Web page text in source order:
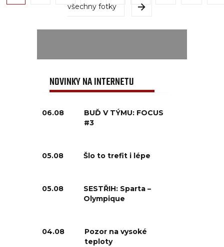
všechny fotky
NOVINKY NA INTERNETU
06.08
BUĎ V TÝMU: FOCUS
#3
05.08 Šlo to trefit i lépe
05.08
SESTŘIH: Sparta –
Olympique
04.08
Pozor na vysoké
teploty